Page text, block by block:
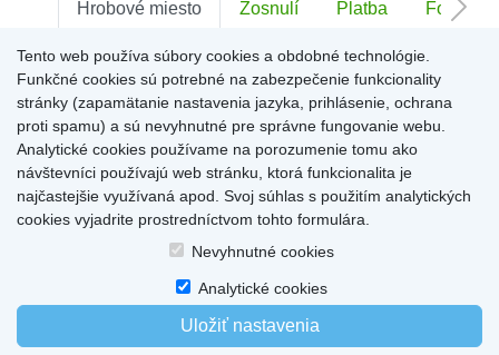
Hrobové miesto Zosnulí Platba Foto
Sektor:- Rad:- Číslo:-
Miesto pre informácie o hrobovom mieste
Produkty a služby |Citáty|O cintorínoch|
Tento web používa súbory cookies a obdobné technológie.
Funkčné cookies sú potrebné na zabezpečenie funkcionality
stránky (zapamätanie nastavenia jazyka, prihlásenie, ochrana
proti spamu) a sú nevyhnutné pre správne fungovanie webu.
Analytické cookies používame na porozumenie tomu ako
návštevníci používajú web stránku, ktorá funkcionalita je
najčastejšie využívaná apod. Svoj súhlas s použitím analytických
cookies vyjadrite prostredníctvom tohto formulára.
Nevyhnutné cookies
Analytické cookies
Uložiť nastavenia